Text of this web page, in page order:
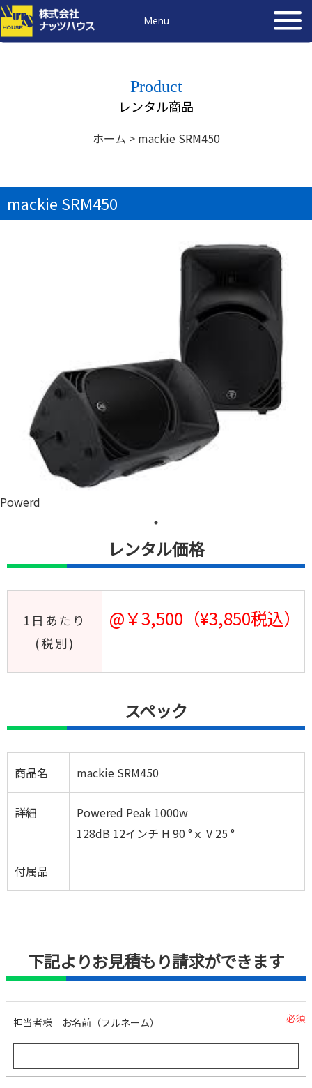
Menu
Product
レンタル商品
ホーム > mackie SRM450
mackie SRM450
Powerd
レンタル価格
1日あたり
(税別)
@￥3,500（¥3,850税込）
スペック
商品名 mackie SRM450
詳細
Powered Peak 1000w
128dB 12インチ H 90 °ｘ V 25 °
付属品
下記よりお見積もり請求ができます
担当者様 お名前（フルネーム） 必須